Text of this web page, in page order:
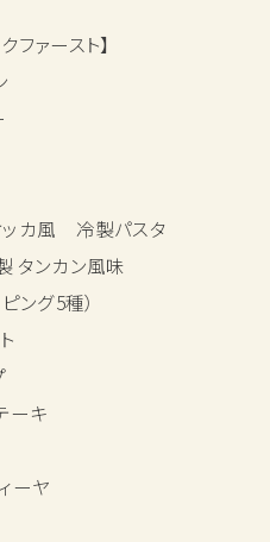
ファースト】
ッカ風 冷製パスタ
タンカン風味
ング5種）
ト
ーキ
ィーヤ